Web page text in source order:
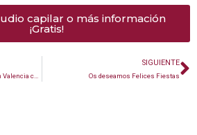
capilar o más información
¡Gratis!
Curación de la pérdida de pelo en Valencia con profesionales
SIGUIENTE
Os deseamos Felices Fiestas